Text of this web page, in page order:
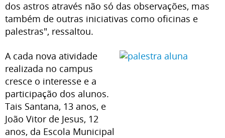
dos astros através não só das observações, mas
também de outras iniciativas como oficinas e
palestras", ressaltou.
A cada nova atividade
realizada no campus
cresce o interesse e a
participação dos alunos.
Tais Santana, 13 anos, e
João Vitor de Jesus, 12
anos, da Escola Municipal